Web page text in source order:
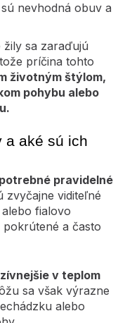
nevhodná obuv a
sa zaraďujú
príčina tohto
životným štýlom,
pohybu alebo
a aké sú ich
potrebné pravidelné
zvyčajne viditeľné
fialovo
a často
v teplom
sa však výrazne
alebo